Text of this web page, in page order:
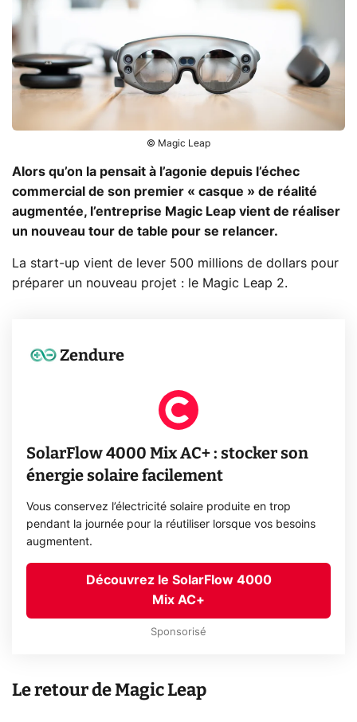
© Magic Leap
Alors qu’on la pensait à l’agonie depuis l’échec
commercial de son premier « casque » de réalité
augmentée, l’entreprise Magic Leap vient de réaliser
un nouveau tour de table pour se relancer.
La start-up vient de lever 500 millions de dollars pour
préparer un nouveau projet : le Magic Leap 2.
Zendure
SolarFlow 4000 Mix AC+ : stocker son
énergie solaire facilement
Vous conservez l’électricité solaire produite en trop
pendant la journée pour la réutiliser lorsque vos besoins
augmentent.
Découvrez le SolarFlow 4000
Mix AC+
Sponsorisé
Le retour de Magic Leap